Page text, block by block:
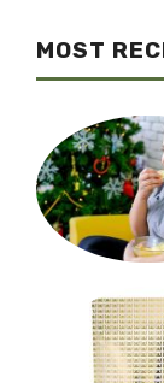
MOST